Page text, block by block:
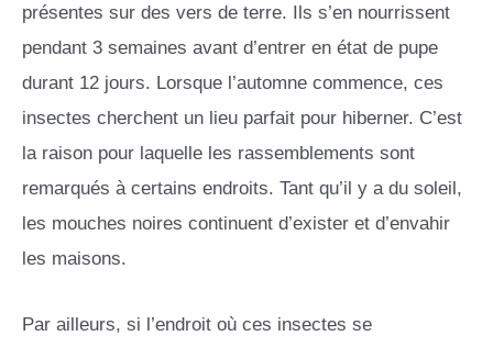
présentes sur des vers de terre. Ils s’en nourrissent
pendant 3 semaines avant d’entrer en état de pupe
durant 12 jours. Lorsque l’automne commence, ces
insectes cherchent un lieu parfait pour hiberner. C’est
la raison pour laquelle les rassemblements sont
remarqués à certains endroits. Tant qu’il y a du soleil,
les mouches noires continuent d’exister et d’envahir
les maisons.
Par ailleurs, si l’endroit où ces insectes se